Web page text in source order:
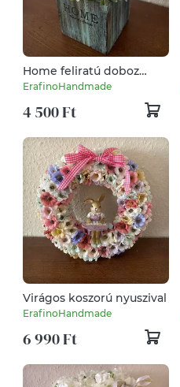
Home feliratú doboz
gyertyával és virágokkal
ErafinoHandmade
4 500 Ft
Virágos koszorú nyuszival
ErafinoHandmade
6 990 Ft